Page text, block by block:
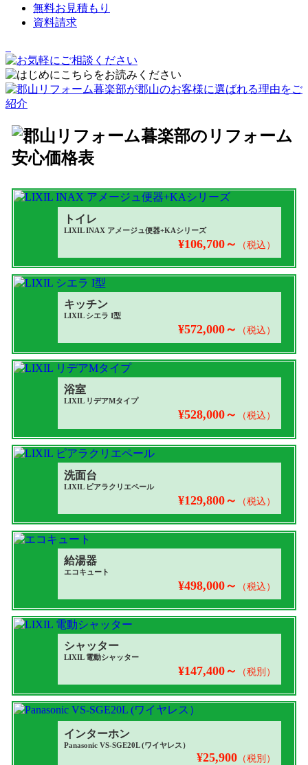
無料お見積もり
資料請求
トイレ
LIXIL INAX アメージュ便器+KAシリーズ
¥106,700～ （税込）
キッチン
LIXIL シエラ I型
¥572,000～ （税込）
浴室
LIXIL リデアMタイプ
¥528,000～ （税込）
洗面台
LIXIL ピアラクリエペール
¥129,800～ （税込）
給湯器
エコキュート
¥498,000～ （税込）
シャッター
LIXIL 電動シャッター
¥147,400～ （税別）
インターホン
Panasonic VS-SGE20L (ワイヤレス）
¥25,900（税別）